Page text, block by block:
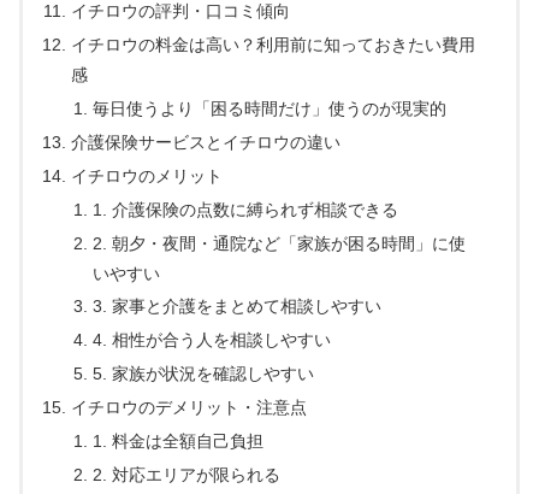
イチロウの評判・口コミ傾向
イチロウの料金は高い？利用前に知っておきたい費用
感
毎日使うより「困る時間だけ」使うのが現実的
介護保険サービスとイチロウの違い
イチロウのメリット
1. 介護保険の点数に縛られず相談できる
2. 朝夕・夜間・通院など「家族が困る時間」に使
いやすい
3. 家事と介護をまとめて相談しやすい
4. 相性が合う人を相談しやすい
5. 家族が状況を確認しやすい
イチロウのデメリット・注意点
1. 料金は全額自己負担
2. 対応エリアが限られる